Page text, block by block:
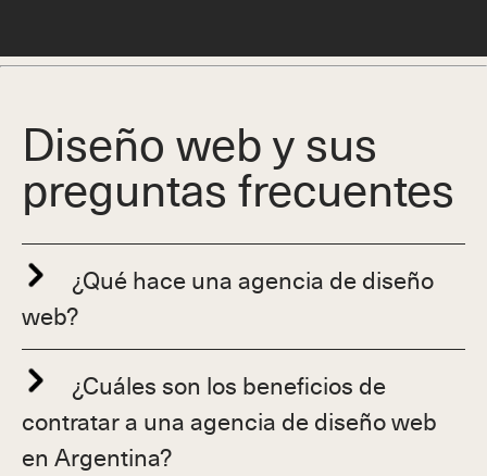
Diseño web y sus
preguntas frecuentes
¿Qué hace una agencia de diseño
web?
¿Cuáles son los beneficios de
contratar a una agencia de diseño web
en Argentina?